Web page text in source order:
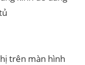
trên màn hình